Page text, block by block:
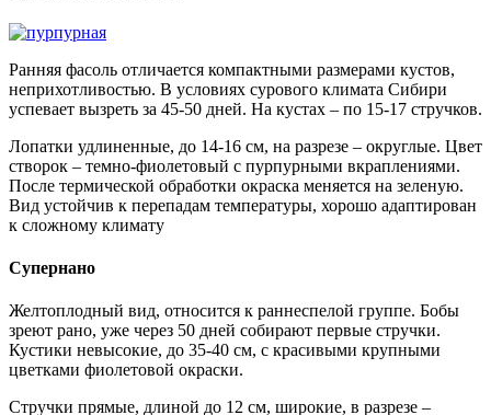
Ранняя фасоль отличается компактными размерами кустов,
неприхотливостью. В условиях сурового климата Сибири
успевает вызреть за 45-50 дней. На кустах – по 15-17 стручков.
Лопатки удлиненные, до 14-16 см, на разрезе – округлые. Цвет
створок – темно-фиолетовый с пурпурными вкраплениями.
После термической обработки окраска меняется на зеленую.
Вид устойчив к перепадам температуры, хорошо адаптирован
к сложному климату
Супернано
Желтоплодный вид, относится к раннеспелой группе. Бобы
зреют рано, уже через 50 дней собирают первые стручки.
Кустики невысокие, до 35-40 см, с красивыми крупными
цветками фиолетовой окраски.
Стручки прямые, длиной до 12 см, широкие, в разрезе –